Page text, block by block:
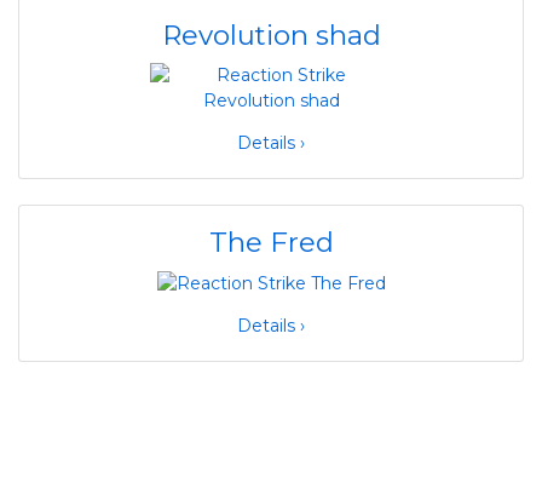
Revolution shad
Details ›
The Fred
Details ›